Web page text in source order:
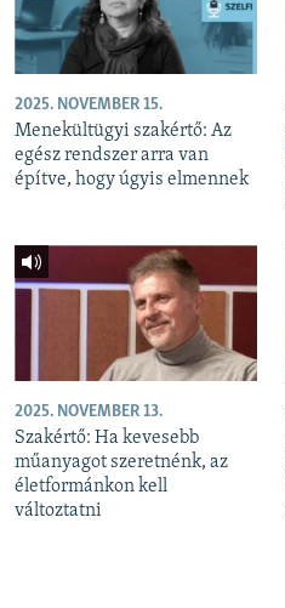
2025. NOVEMBER 15.
Menekültügyi szakértő: Az
egész rendszer arra van
építve, hogy úgyis elmennek
2025. NOVEMBER 13.
Szakértő: Ha kevesebb
műanyagot szeretnénk, az
életformánkon kell
változtatni